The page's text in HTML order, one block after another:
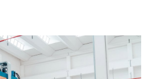
。凭借其能够精确控制力和行程
。